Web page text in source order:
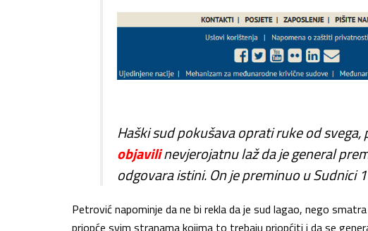
Haški sud pokušava oprati ruke od svega,
objavilinevjerojatnu laž da je general
odgovara istini. On je preminuo u Sudnici
Petrović napominje da ne bi rekla da je sud lagao, nego
priopće svim stranama kojima to trebaju priopćiti i da se